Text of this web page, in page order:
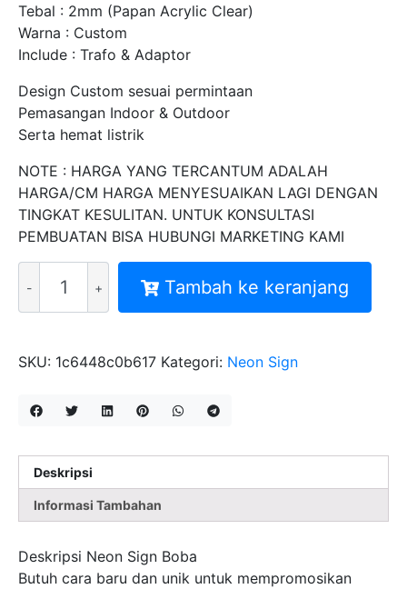
Tebal : 2mm (Papan Acrylic Clear)
Warna : Custom
Include : Trafo & Adaptor
Design Custom sesuai permintaan
Pemasangan Indoor & Outdoor
Serta hemat listrik
NOTE : HARGA YANG TERCANTUM ADALAH
HARGA/CM HARGA MENYESUAIKAN LAGI DENGAN
TINGKAT KESULITAN. UNTUK KONSULTASI
PEMBUATAN BISA HUBUNGI MARKETING KAMI
HARGA
NEON
BOBA
Tambah ke keranjang
SKU: 1c6448c0b617 Kategori: Neon Sign
Deskripsi
Informasi Tambahan
Deskripsi Neon Sign Boba
Butuh cara baru dan unik untuk mempromosikan